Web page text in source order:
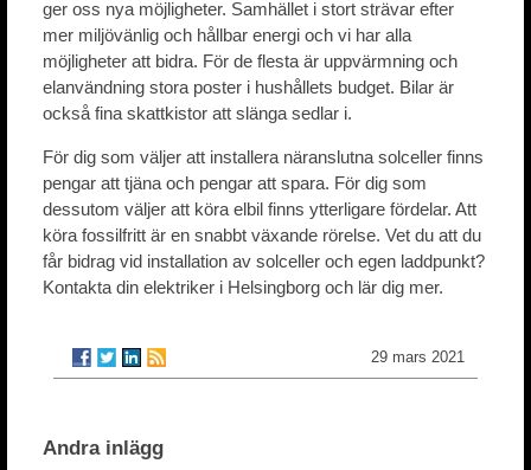
ger oss nya möjligheter. Samhället i stort strävar efter
mer miljövänlig och hållbar energi och vi har alla
möjligheter att bidra. För de flesta är uppvärmning och
elanvändning stora poster i hushållets budget. Bilar är
också fina skattkistor att slänga sedlar i.
För dig som väljer att installera näranslutna solceller finns
pengar att tjäna och pengar att spara. För dig som
dessutom väljer att köra elbil finns ytterligare fördelar. Att
köra fossilfritt är en snabbt växande rörelse. Vet du att du
får bidrag vid installation av solceller och egen laddpunkt?
Kontakta din elektriker i Helsingborg och lär dig mer.
29 mars 2021
Andra inlägg